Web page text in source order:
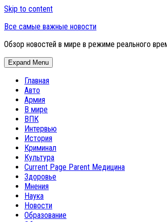
Skip to content
Все самые важные новости
Обзор новостей в мире в режиме реального
Expand Menu
Главная
Авто
Армия
В мире
ВПК
Интервью
История
Криминал
Культура
Current Page Parent Медицина
Здоровье
Мнения
Наука
Новости
Образование